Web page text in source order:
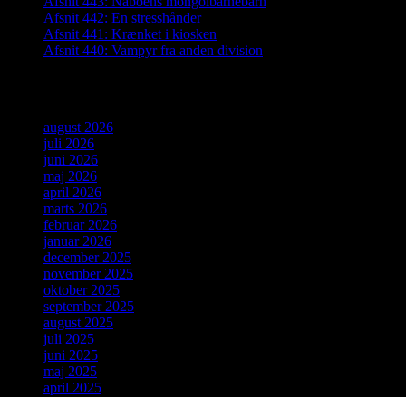
Afsnit 442: En stresshånder
Afsnit 441: Krænket i kiosken
Afsnit 440: Vampyr fra anden division
august 2026
juli 2026
juni 2026
maj 2026
april 2026
marts 2026
februar 2026
januar 2026
december 2025
november 2025
oktober 2025
september 2025
august 2025
juli 2025
juni 2025
maj 2025
april 2025